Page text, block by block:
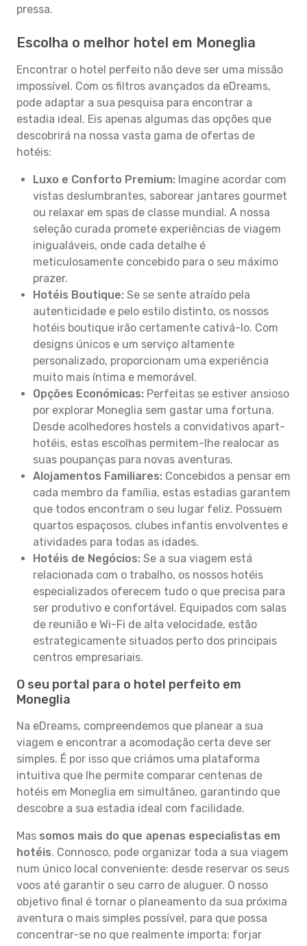
pressa.
Escolha o melhor hotel em Moneglia
Encontrar o hotel perfeito não deve ser uma missão
impossível. Com os filtros avançados da eDreams,
pode adaptar a sua pesquisa para encontrar a
estadia ideal. Eis apenas algumas das opções que
descobrirá na nossa vasta gama de ofertas de
hotéis:
Luxo e Conforto Premium: Imagine acordar com
vistas deslumbrantes, saborear jantares gourmet
ou relaxar em spas de classe mundial. A nossa
seleção curada promete experiências de viagem
inigualáveis, onde cada detalhe é
meticulosamente concebido para o seu máximo
prazer.
Hotéis Boutique: Se se sente atraído pela
autenticidade e pelo estilo distinto, os nossos
hotéis boutique irão certamente cativá-lo. Com
designs únicos e um serviço altamente
personalizado, proporcionam uma experiência
muito mais íntima e memorável.
Opções Económicas: Perfeitas se estiver ansioso
por explorar Moneglia sem gastar uma fortuna.
Desde acolhedores hostels a convidativos apart-
hotéis, estas escolhas permitem-lhe realocar as
suas poupanças para novas aventuras.
Alojamentos Familiares: Concebidos a pensar em
cada membro da família, estas estadias garantem
que todos encontram o seu lugar feliz. Possuem
quartos espaçosos, clubes infantis envolventes e
atividades para todas as idades.
Hotéis de Negócios: Se a sua viagem está
relacionada com o trabalho, os nossos hotéis
especializados oferecem tudo o que precisa para
ser produtivo e confortável. Equipados com salas
de reunião e Wi-Fi de alta velocidade, estão
estrategicamente situados perto dos principais
centros empresariais.
O seu portal para o hotel perfeito em
Moneglia
Na eDreams, compreendemos que planear a sua
viagem e encontrar a acomodação certa deve ser
simples. É por isso que criámos uma plataforma
intuitiva que lhe permite comparar centenas de
hotéis em Moneglia em simultâneo, garantindo que
descobre a sua estadia ideal com facilidade.
Mas somos mais do que apenas especialistas em
hotéis. Connosco, pode organizar toda a sua viagem
num único local conveniente: desde reservar os seus
voos até garantir o seu carro de aluguer. O nosso
objetivo final é tornar o planeamento da sua próxima
aventura o mais simples possível, para que possa
concentrar-se no que realmente importa: forjar